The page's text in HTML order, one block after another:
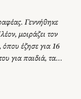
Γεννήθηκε
μοιράζει τον
όπου έζησε για 16
για παιδιά, τα
που απευθύνονται